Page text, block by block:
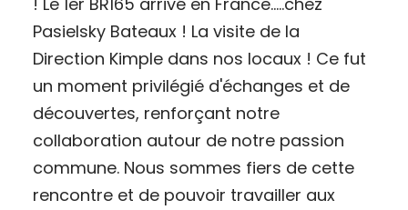
Pasielsky Bateaux ! La visite de la
Direction Kimple dans nos locaux ! Ce fut
un moment privilégié d'échanges et de
découvertes, renforçant notre
collaboration autour de notre passion
commune. Nous sommes fiers de cette
rencontre et de pouvoir travailler aux